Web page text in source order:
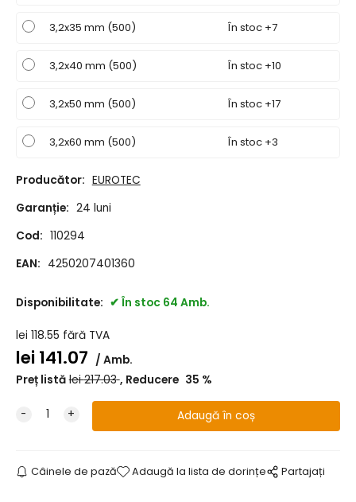
3,2x35 mm (500) În stoc +7
3,2x40 mm (500) În stoc +10
3,2x50 mm (500) În stoc +17
3,2x60 mm (500) În stoc +3
Producător: EUROTEC
Garanție: 24 luni
Cod: 110294
EAN: 4250207401360
Disponibilitate: În stoc 64 Amb.
lei 118.55 fără TVA
lei141.07
Amb.
Preț listă lei217.03 Reducere 35 %
Câinele de pază Adaugă la lista de dorințe Partajați